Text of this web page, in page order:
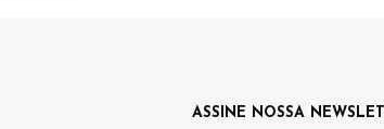
ASSINE NOSSA